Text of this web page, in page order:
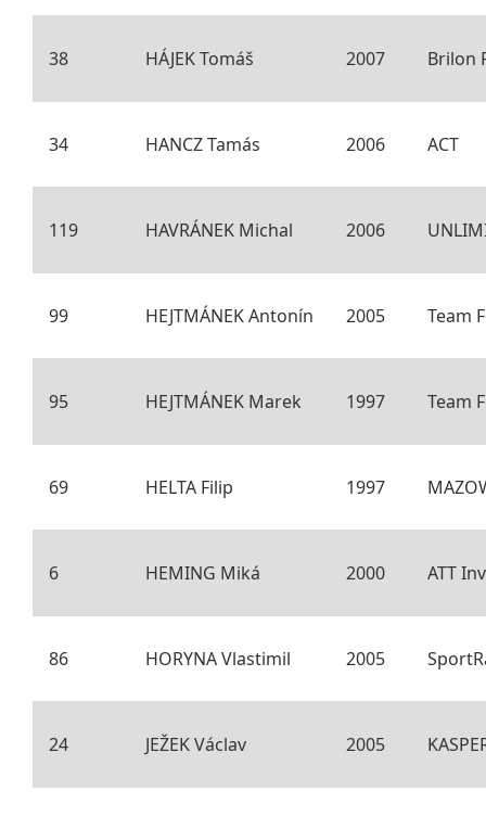
38 HÁJEK Tomáš 2007 Brilon
34 HANCZ Tamás 2006 ACT
119 HAVRÁNEK Michal 2006
99 HEJTMÁNEK Antonín 2005 Team
95 HEJTMÁNEK Marek 1997 Team
69 HELTA Filip 1997
6 HEMING Miká 2000 ATT
86 HORYNA Vlastimil 2005
24 JEŽEK Václav 2005